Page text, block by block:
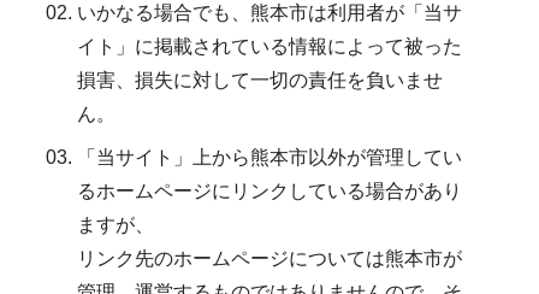
いかなる場合でも、熊本市は利用者が「当サ
イト」に掲載されている情報によって被った
損害、損失に対して一切の責任を負いませ
ん。
「当サイト」上から熊本市以外が管理してい
るホームページにリンクしている場合があり
ますが、
リンク先のホームページについては熊本市が